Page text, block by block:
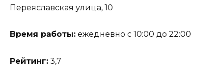
Переяславская улица, 10
Время работы: ежедневно с 10:00 до 22:00
Рейтинг: 3,7